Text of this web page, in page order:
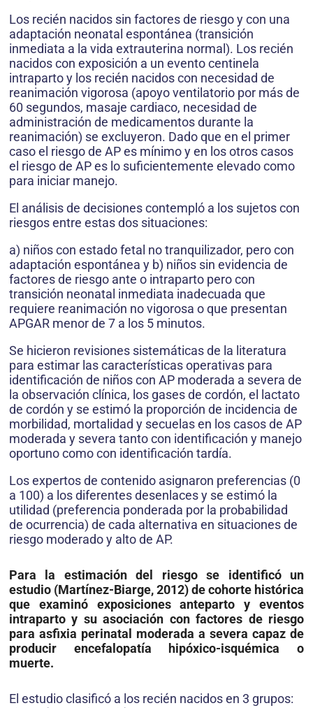
Los recién nacidos sin factores de riesgo y con una
adaptación neonatal espontánea (transición
inmediata a la vida extrauterina normal). Los recién
nacidos con exposición a un evento centinela
intraparto y los recién nacidos con necesidad de
reanimación vigorosa (apoyo ventilatorio por más de
60 segundos, masaje cardiaco, necesidad de
administración de medicamentos durante la
reanimación) se excluyeron. Dado que en el primer
caso el riesgo de AP es mínimo y en los otros casos
el riesgo de AP es lo suficientemente elevado como
para iniciar manejo.
El análisis de decisiones contempló a los sujetos con
riesgos entre estas dos situaciones:
a) niños con estado fetal no tranquilizador, pero con
adaptación espontánea y b) niños sin evidencia de
factores de riesgo ante o intraparto pero con
transición neonatal inmediata inadecuada que
requiere reanimación no vigorosa o que presentan
APGAR menor de 7 a los 5 minutos.
Se hicieron revisiones sistemáticas de la literatura
para estimar las características operativas para
identificación de niños con AP moderada a severa de
la observación clínica, los gases de cordón, el lactato
de cordón y se estimó la proporción de incidencia de
morbilidad, mortalidad y secuelas en los casos de AP
moderada y severa tanto con identificación y manejo
oportuno como con identificación tardía.
Los expertos de contenido asignaron preferencias (0
a 100) a los diferentes desenlaces y se estimó la
utilidad (preferencia ponderada por la probabilidad
de ocurrencia) de cada alternativa en situaciones de
riesgo moderado y alto de AP.
Para la estimación del riesgo se identificó un
estudio (Martínez-Biarge, 2012) de cohorte histórica
que examinó exposiciones anteparto y eventos
intraparto y su asociación con factores de riesgo
para asfixia perinatal moderada a severa capaz de
producir encefalopatía hipóxico-isquémica o
muerte.
El estudio clasificó a los recién nacidos en 3 grupos: